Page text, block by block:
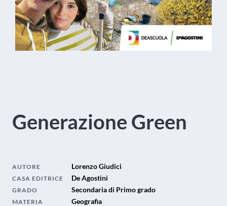
Generazione Green
AUTORE Lorenzo Giudici
CASA EDITRICE De Agostini
GRADO Secondaria di Primo grado
MATERIA Geografia